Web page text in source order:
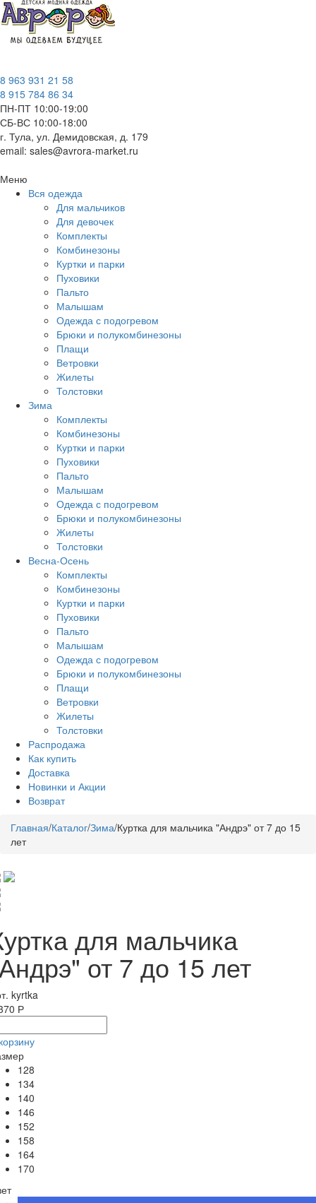
8 963 931 21 58
8 915 784 86 34
ПН-ПТ 10:00-19:00
СБ-ВС 10:00-18:00
г. Тула, ул. Демидовская, д. 179
email: sales@avrora-market.ru
Меню
Вся одежда
Для мальчиков
Для девочек
Комплекты
Комбинезоны
Куртки и парки
Пуховики
Пальто
Малышам
Одежда с подогревом
Брюки и полукомбинезоны
Плащи
Ветровки
Жилеты
Толстовки
Зима
Комплекты
Комбинезоны
Куртки и парки
Пуховики
Пальто
Малышам
Одежда с подогревом
Брюки и полукомбинезоны
Жилеты
Толстовки
Весна-Осень
Комплекты
Комбинезоны
Куртки и парки
Пуховики
Пальто
Малышам
Одежда с подогревом
Брюки и полукомбинезоны
Плащи
Ветровки
Жилеты
Толстовки
Распродажа
Как купить
Доставка
Новинки и Акции
Возврат
Главная/Каталог/Зима/Куртка для мальчика "Андрэ" от 7 до 15
лет
для мальчика
от 7 до 15 лет
kyrtka
Р
128
134
140
146
152
158
164
170